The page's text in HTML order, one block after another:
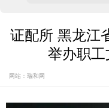
证配所 黑龙江
举办职
网站：瑞和网